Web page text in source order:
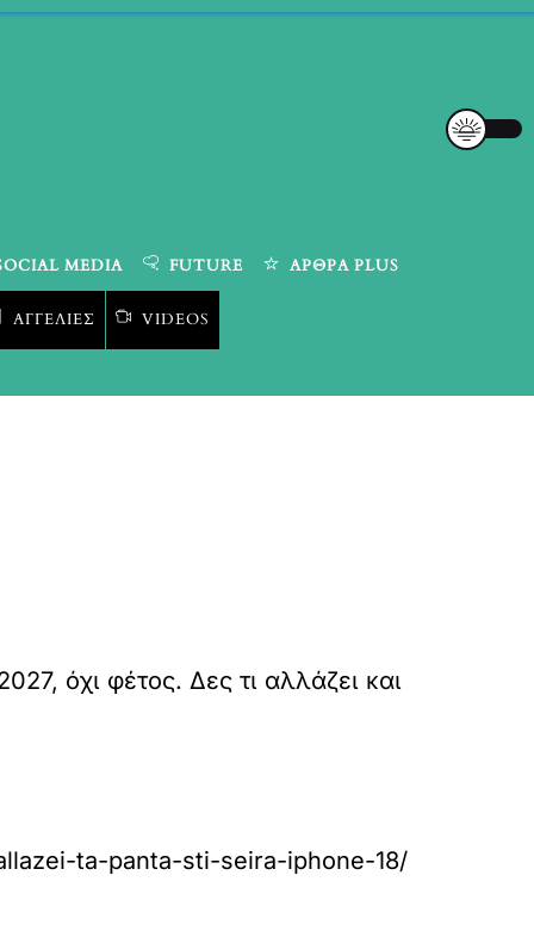
MEDIA FUTURE ΆΡΘΡΑ PLUS
ΑΓΓΕΛΊΕΣ VIDEOS
όχι φέτος. Δες τι αλλάζει και
ta-panta-sti-seira-iphone-18/